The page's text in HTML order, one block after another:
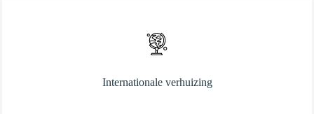
Internationale verhuizing